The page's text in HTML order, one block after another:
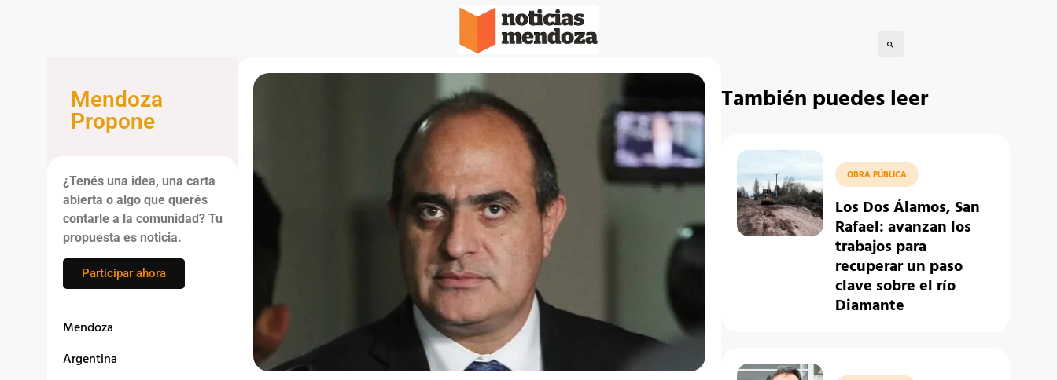
Mendoza
Propone
¿Tenés una idea, una carta
abierta o algo que querés
contarle a la comunidad? Tu
propuesta es noticia.
Participar ahora
Mendoza
Argentina
También puedes leer
OBRA PÚBLICA
Los Dos Álamos, San
Rafael: avanzan los
trabajos para
recuperar un paso
clave sobre el río
Diamante